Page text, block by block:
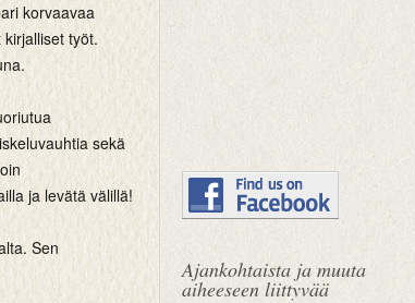
korvaavaa
työt.
sekä
ja levätä välillä!
Sen
Ajankohtaista ja muuta
aiheeseen liittyvää